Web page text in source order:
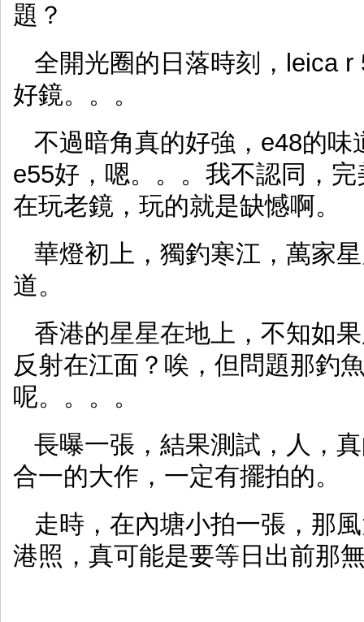
題？
全開光圈的日落時刻，leica
好鏡。。。
不過暗角真的好強，e48的
e55好，嗯。。。我不認同，
在玩老鏡，玩的就是缺憾啊。
華燈初上，獨釣寒江，萬家
道。
香港的星星在地上，不知如
反射在江面？唉，但問題那釣
呢。。。。
長曝一張，結果測試，人，
合一的大作，一定有擺拍的。
走時，在內塘小拍一張，那
港照，真可能是要等日出前那